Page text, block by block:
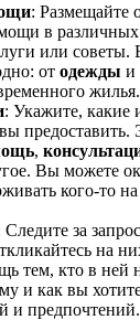
: Размещайте
в различных
или советы.
от одежды и
жилья.
: Укажите, какие
предоставить.
,
Вы можете
кого-то
Следите за
на
тем, кто в ней
и как вы
и предпочтений.